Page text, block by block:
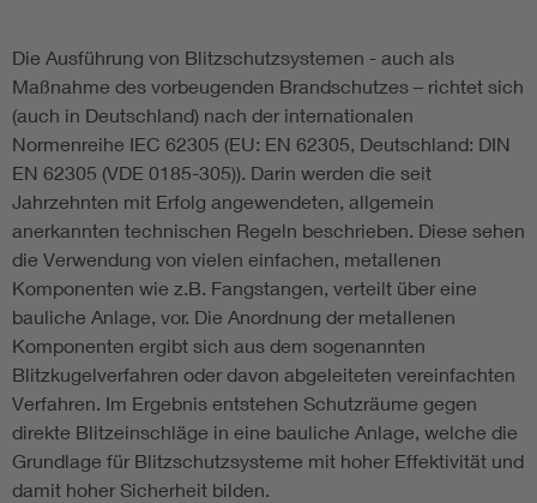
Die Ausführung von Blitzschutzsystemen - auch als
Maßnahme des vorbeugenden Brandschutzes – richtet sich
(auch in Deutschland) nach der internationalen
Normenreihe IEC 62305 (EU: EN 62305, Deutschland: DIN
EN 62305 (VDE 0185-305)). Darin werden die seit
Jahrzehnten mit Erfolg angewendeten, allgemein
anerkannten technischen Regeln beschrieben. Diese sehen
die Verwendung von vielen einfachen, metallenen
Komponenten wie z.B. Fangstangen, verteilt über eine
bauliche Anlage, vor. Die Anordnung der metallenen
Komponenten ergibt sich aus dem sogenannten
Blitzkugelverfahren oder davon abgeleiteten vereinfachten
Verfahren. Im Ergebnis entstehen Schutzräume gegen
direkte Blitzeinschläge in eine bauliche Anlage, welche die
Grundlage für Blitzschutzsysteme mit hoher Effektivität und
damit hoher Sicherheit bilden.